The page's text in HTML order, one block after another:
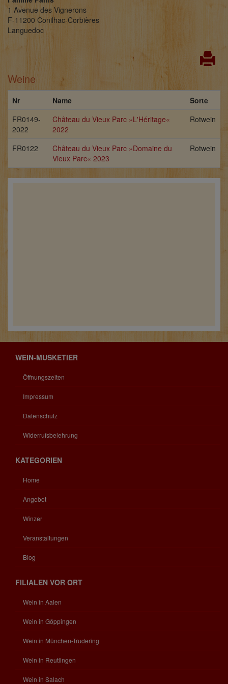
1 Avenue des Vignerons
F-11200 Conilhac-Corbières
Languedoc
Weine
Nr Name
Sorte
FR0149-
2022
Château du Vieux Parc »L'Héritage«
2022
Rotwein
FR0122
Château du Vieux Parc »Domaine du
Vieux Parc« 2023
Rotwein
WEIN-MUSKETIER
Öffnungszeiten
Impressum
Datenschutz
Widerrufsbelehrung
KATEGORIEN
Home
Angebot
Winzer
Veranstaltungen
Blog
FILIALEN VOR ORT
Wein in Aalen
Wein in Göppingen
Wein in München-Trudering
Wein in Reutlingen
Wein in Salach